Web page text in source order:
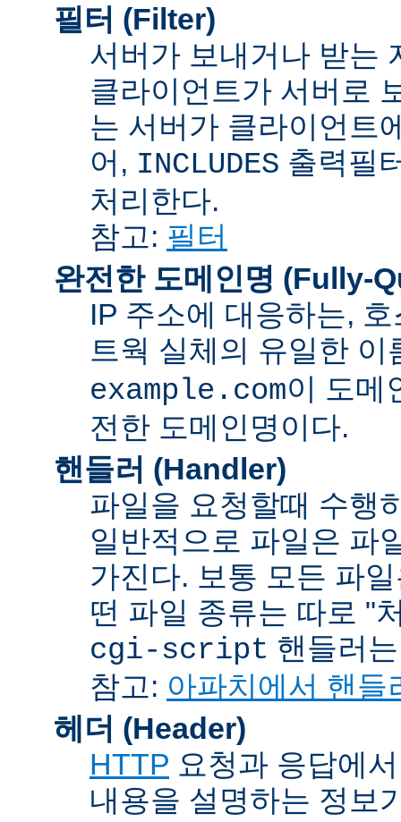
필터 (Filter)
서버가 보내거나 받는
클라이언트가 서버로
는 서버가 클라이언트
어, INCLUDES 출력필
처리한다.
참고: 필터
완전한 도메인명 (Fully-
IP 주소에 대응하는,
트웍 실체의 유일한
example.com이 도메
전한 도메인명이다.
핸들러 (Handler)
파일을 요청할때 수행
일반적으로 파일은 파
가진다. 보통 모든 파
떤 파일 종류는 따로 "
cgi-script 핸들러
참고: 아파치에서 핸들
헤더 (Header)
HTTP 요청과 응답에
내용을 설명하는 정보